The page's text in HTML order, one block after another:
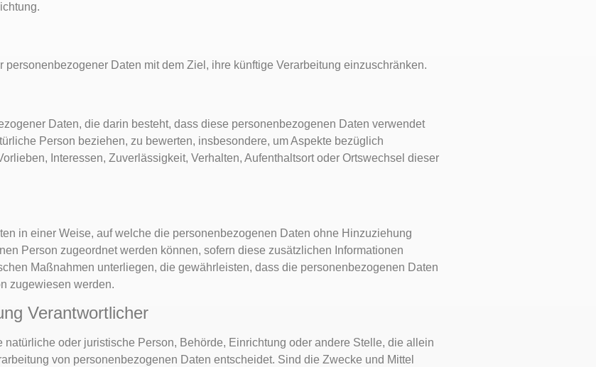
Daten mit dem Ziel, ihre künftige Verarbeitung einzuschränken.
Daten, die darin besteht, dass diese personenbezogenen Daten verwendet
Person beziehen, zu bewerten, insbesondere, um Aspekte bezüglich
Interessen, Zuverlässigkeit, Verhalten, Aufenthaltsort oder Ortswechsel dieser
in einer Weise, auf welche die personenbezogenen Daten ohne Hinzuziehung
Person zugeordnet werden können, sofern diese zusätzlichen Informationen
Maßnahmen unterliegen, die gewährleisten, dass die personenbezogenen Daten
zugewiesen werden.
Verantwortlicher
oder juristische Person, Behörde, Einrichtung oder andere Stelle, die allein
von personenbezogenen Daten entscheidet. Sind die Zwecke und Mittel